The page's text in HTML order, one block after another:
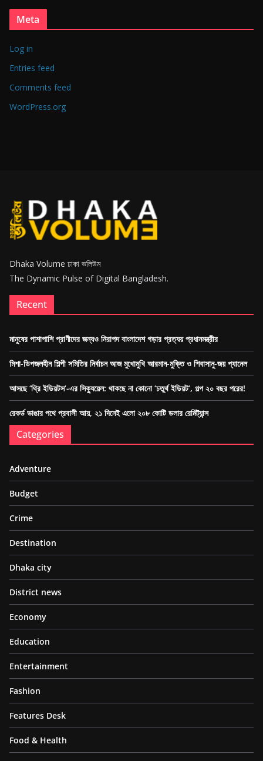
Meta
Log in
Entries feed
Comments feed
WordPress.org
Dhaka Volume ঢাকা ভলিউম
The Dynamic Pulse of Digital Bangladesh.
Recent
মানুষের পাশাপাশি প্রাণীদের জন্যও নিরাপদ বাংলাদেশ গড়ার প্রত্যয় প্রধানমন্ত্রীর
মিশা-ডিপজলহীন শিল্পী সমিতির নির্বাচন আজ মুখোমুখি আরমান-মুক্তি ও শিবাসানু-জয় প্যানেল
আসছে ‘থ্রি ইডিয়টস’-এর সিক্যুয়েল: থাকছে না কোনো ‘চতুর্থ ইডিয়ট’, গল্প ২০ বছর পরের!
রেকর্ড ভাঙার পথে প্রবাসী আয়, ২১ দিনেই এলো ২০৮ কোটি ডলার রেমিট্যান্স
Categories
Adventure
Budget
Crime
Destination
Dhaka city
District news
Economy
Education
Entertainment
Fashion
Features Desk
Food & Health